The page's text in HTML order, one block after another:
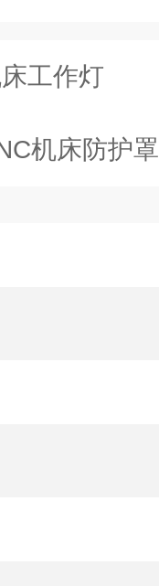
工作灯
机床防护